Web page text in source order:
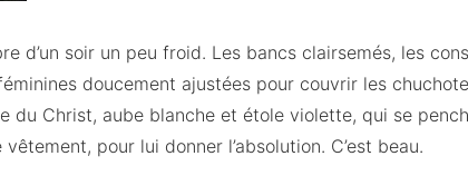
d’un soir un peu froid. Les bancs clairsemés, les
doucement ajustées pour couvrir les
du Christ, aube blanche et étole violette, qui se
pour lui donner l’absolution. C’est beau.